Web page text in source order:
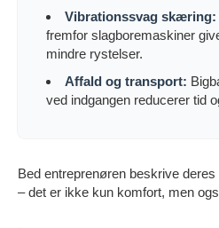
Vibrationssvag skæring:
fremfor slagboremaskiner
mindre rystelser.
Affald og transport:
ved indgangen reducerer tid
Bed entreprenøren beskrive
– det er ikke kun komfort, men